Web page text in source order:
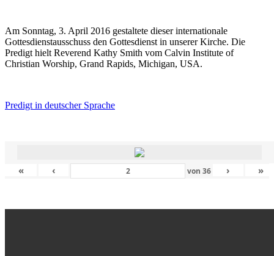
Am Sonntag, 3. April 2016 gestaltete dieser internationale
Gottesdienstausschuss den Gottesdienst in unserer Kirche. Die
Predigt hielt Reverend Kathy Smith vom Calvin Institute of
Christian Worship, Grand Rapids, Michigan, USA.
Predigt in deutscher Sprache
« ‹ von36 › »